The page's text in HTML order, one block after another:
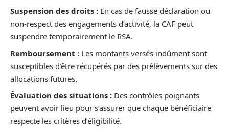
Suspension des droits : En cas de fausse déclaration ou
non-respect des engagements d’activité, la CAF peut
suspendre temporairement le RSA.
Remboursement : Les montants versés indûment sont
susceptibles d’être récupérés par des prélèvements sur des
allocations futures.
Évaluation des situations : Des contrôles poignants
peuvent avoir lieu pour s’assurer que chaque bénéficiaire
respecte les critères d’éligibilité.